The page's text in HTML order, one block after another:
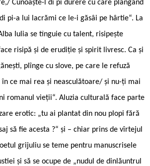
Cunoaşte-l di pi durere cu care plângând
pi-a lui lacrămi ce le-i găsâi pe hârtie“. La
Iulia se tînguie cu talent, risipește
risipă și de erudiție și spirit livresc. Ca și
plînge cu slove, pe care le refuză
ce mai rea și neasculătoare/ și nu-ți mai
romanul vieții“. Aluzia culturală face parte
erotic: „tu ai plantat din nou plopi fără
să fie acesta ?“ și – chiar prins de vîrtejul
grijuliu se teme pentru manuscrisele
și să se ocupe de „nudul de dinlăuntrul